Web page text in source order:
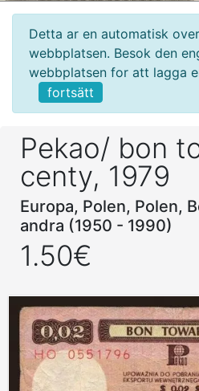
Detta ar en automatisk
webbplatsen. Besok den
webbplatsen for att lagga
fortsätt
Pekao/ bon
centy, 1979
Europa, Polen, Polen,
andra (1950 - 1990)
1.50€